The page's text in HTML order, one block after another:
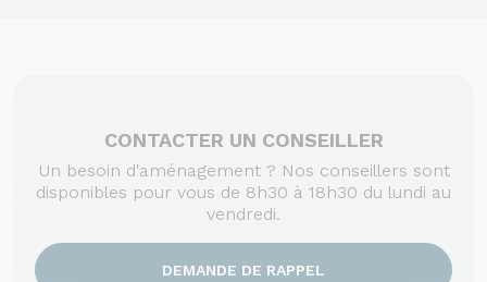
CONTACTER UN CONSEILLER
Un besoin d'aménagement ? Nos conseillers sont
disponibles pour vous de 8h30 à 18h30 du lundi au
vendredi.
DEMANDE DE RAPPEL